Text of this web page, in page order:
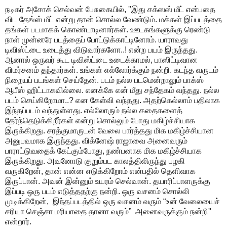
நடிகர் அசோக் செல்வன் பேசுகையில், ''இது சக்ஸஸ் மீட் என்பதை
விட தேங்ஸ் மீட் என்று தான் சொல்ல வேண்டும். மக்கள் இப்படத்தை
தங்கள் படமாகக் கொண்டாடினார்கள். ஊடகங்களுக்கு ரெண்டு
நாள் முன்னரே படத்தைப் போட்டுக்காட்டினோம். யாராவது
டிவிஸ்ட்டை உடைத்து விடுவார்களோ..! என்ற பயம் இருந்தது.
ஆனால் ஒருவர் கூட டிவிஸ்ட்டை உடைக்காமல், பாஸிட்டிவான
விமர்சனம் தந்தார்கள். உங்கள் எல்லோர்க்கும் நன்றி. கடந்த வருடம்
நிறையப் படங்கள் செய்தேன். படம் நல்ல படமென்றாலும் பாக்ஸ்
ஆபீஸ் ஹிட்டாகவில்லை. எனக்கே என் மீது சந்தேகம் வந்தது. நல்ல
படம் செய்கிறோமா..? என கேள்வி வந்தது. அதற்கெல்லாம் பதிலாக
இந்தப்படம் வந்துள்ளது. எல்லோரும் நல்ல கதைகளைத்
தேர்ந்தெடுக்கிறீர்கள் என்று சொல்லும் போது மகிழ்ச்சியாக
இருக்கிறது. சரத்குமாருடன் வேலை பார்த்தது மிக மகிழ்ச்சியான
அனுபவமாக இருந்தது. விக்னேஷ் ராஜாவை அனைவரும்
பாராட்டுவதைக் கேட்கும்போது, நண்பனாக மிக மகிழ்ச்சியாக
இருக்கிறது. அவனோடு குறும்பட காலத்திலிருந்து பழகி
வருகிறேன், தான் என்ன எடுக்கிறோம் என்பதில் தெளிவாக
இருப்பான். அவன் இன்னும் உயரம் செல்வான். தயாரிப்பாளருக்கு
இப்படி ஒரு படம் எடுத்ததற்கு நன்றி. ஒரு வசனம் சொல்லி
முடிக்கிறேன், இந்தப்படத்தில் ஒரு வசனம் வரும் “உன் வேலையைச்
சரியா செஞ்சா மரியாதை தானா வரும்” அனைவருக்கும் நன்றி''
என்றார்.